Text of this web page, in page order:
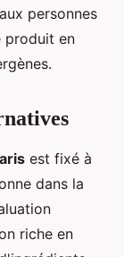
personnes
produit en
est fixé à
dans la
riche en